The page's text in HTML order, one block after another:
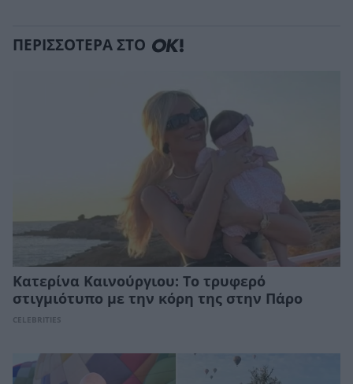
ΠΕΡΙΣΣΟΤΕΡΑ ΣΤΟ
Κατερίνα Καινούργιου: Το τρυφερό
στιγμιότυπο με την κόρη της στην Πάρο
CELEBRITIES